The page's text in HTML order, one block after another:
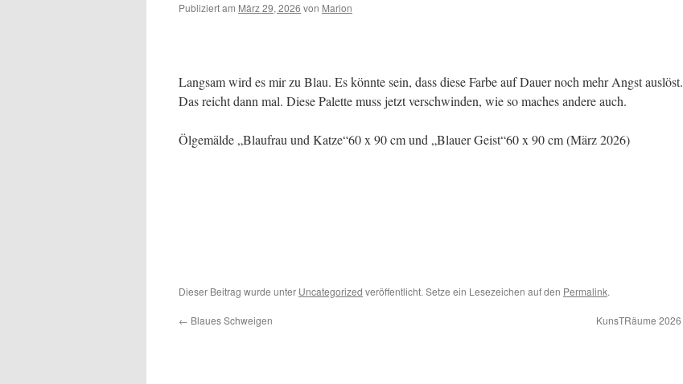
Publiziert am März 29, 2026 von Marion
Langsam wird es mir zu Blau. Es könnte sein, dass diese Farbe auf Dauer noch mehr Angst auslöst.
Das reicht dann mal. Diese Palette muss jetzt verschwinden, wie so maches andere auch.
Ölgemälde „Blaufrau und Katze“60 x 90 cm und „Blauer Geist“60 x 90 cm (März 2026)
Dieser Beitrag wurde unter Uncategorized veröffentlicht. Setze ein Lesezeichen auf den Permalink.
← Blaues Schweigen KunsTRäume 2026